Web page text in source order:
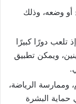
أو وضعه، وذلك
تلعب دورًا كبيرًا
ويمكن تطبيق
الرياضة،
البشرة